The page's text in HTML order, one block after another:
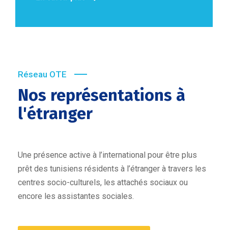
Réseau OTE
Nos représentations à
l'étranger
Une présence active à l’international pour être plus
prêt des tunisiens résidents à l’étranger à travers les
centres socio-culturels, les attachés sociaux ou
encore les assistantes sociales.